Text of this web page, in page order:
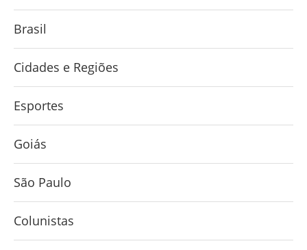
Brasil
Cidades e Regiões
Esportes
Goiás
São Paulo
Colunistas